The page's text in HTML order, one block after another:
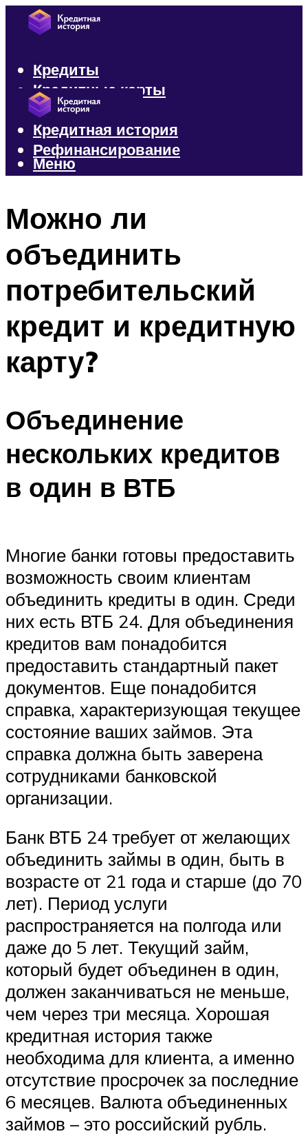
Кредиты
Кредитные карты
Микрозаймы
Кредитная история
Рефинансирование
Меню
Можно ли
объединить
потребительский
кредит и кредитную
карту?
Объединение
нескольких кредитов
в один в ВТБ
Многие банки готовы предоставить
возможность своим клиентам
объединить кредиты в один. Среди
них есть ВТБ 24. Для объединения
кредитов вам понадобится
предоставить стандартный пакет
документов. Еще понадобится
справка, характеризующая текущее
состояние ваших займов. Эта
справка должна быть заверена
сотрудниками банковской
организации.
Банк ВТБ 24 требует от желающих
объединить займы в один, быть в
возрасте от 21 года и старше (до 70
лет). Период услуги
распространяется на полгода или
даже до 5 лет. Текущий займ,
который будет объединен в один,
должен заканчиваться не меньше,
чем через три месяца. Хорошая
кредитная история также
необходима для клиента, а именно
отсутствие просрочек за последние
6 месяцев. Валюта объединенных
займов – это российский рубль.